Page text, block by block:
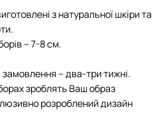
з натуральної шкіри та
– 7-8 см.
– два-три тижні.
зроблять Ваш образ
розроблений дизайн